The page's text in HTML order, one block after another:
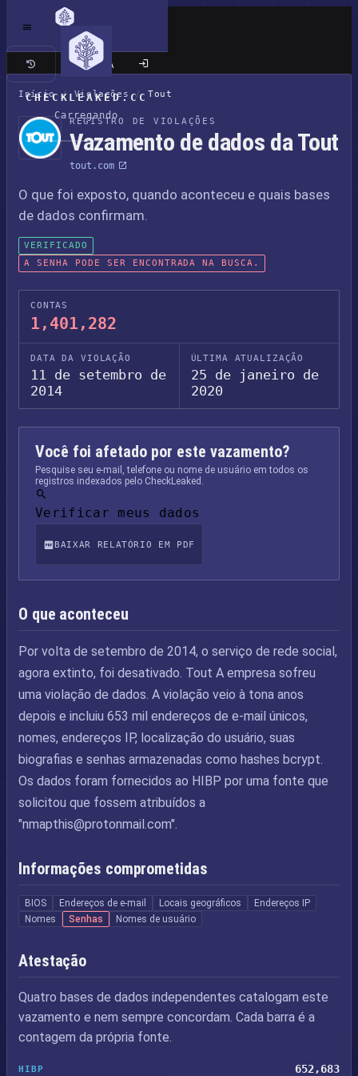
CHECKLEAKED.CC
Carregando
Site clássico
Início / Violações / Tout
REGISTRO DE VIOLAÇÕES
Vazamento de dados da Tout
tout.com
O que foi exposto, quando aconteceu e quais bases
de dados confirmam.
VERIFICADO
A SENHA PODE SER ENCONTRADA NA BUSCA.
CONTAS
1,401,282
DATA DA VIOLAÇÃO
11 de setembro de
2014
ÚLTIMA ATUALIZAÇÃO
25 de janeiro de
2020
Você foi afetado por este vazamento?
Pesquise seu e-mail, telefone ou nome de usuário em todos os
registros indexados pelo CheckLeaked.
Verificar meus dados
BAIXAR RELATÓRIO EM PDF
O que aconteceu
Por volta de setembro de 2014, o serviço de rede social,
agora extinto, foi desativado. Tout A empresa sofreu
uma violação de dados. A violação veio à tona anos
depois e incluiu 653 mil endereços de e-mail únicos,
nomes, endereços IP, localização do usuário, suas
biografias e senhas armazenadas como hashes bcrypt.
Os dados foram fornecidos ao HIBP por uma fonte que
solicitou que fossem atribuídos a
"nmapthis@protonmail.com".
Informações comprometidas
BIOS Endereços de e-mail Locais geográficos
Endereços IP
Nomes
Senhas Nomes de usuário
Atestação
Quatro bases de dados independentes catalogam este
vazamento e nem sempre concordam. Cada barra é a
contagem da própria fonte.
HIBP 652,683